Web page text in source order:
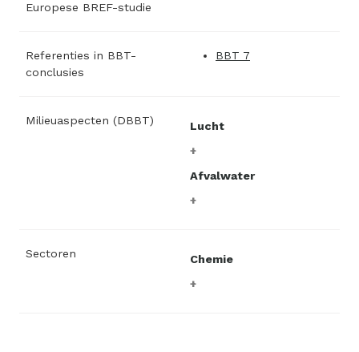
Europese BREF-studie
Referenties in BBT-
conclusies
BBT 7
Milieuaspecten (DBBT) Lucht
Afvalwater
Sectoren Chemie